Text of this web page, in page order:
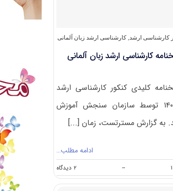
کارشناسی ارشد,کارشناسی ارشد زبان آلمانی
کارشناسی ارشد زبان آلمانی
کلیدی کنکور کارشناسی ارشد
زبان آلمانی ۱۴۰۵ توسط سازمان سنجش آموزش
به گزارش مسترتست، زمان [...]
ادامه مطلب…
-- ۲ دیدگاه
on
سوالات
و